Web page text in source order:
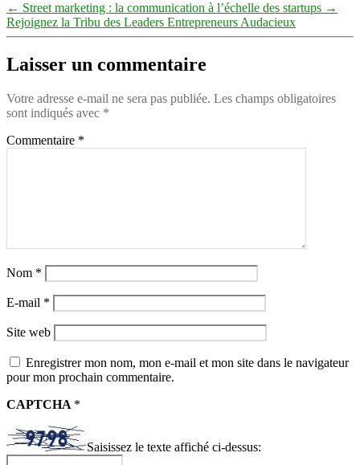
← Street marketing : la communication à l’échelle des startups →
Rejoignez la Tribu des Leaders Entrepreneurs Audacieux
Laisser un commentaire
Votre adresse e-mail ne sera pas publiée. Les champs obligatoires
sont indiqués avec *
Commentaire *
Nom *
E-mail *
Site web
Enregistrer mon nom, mon e-mail et mon site dans le navigateur
pour mon prochain commentaire.
CAPTCHA *
Saisissez le texte affiché ci-dessus: